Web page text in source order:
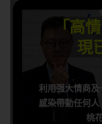
「高
現
利用强大情商及
感染帶動任何
桃